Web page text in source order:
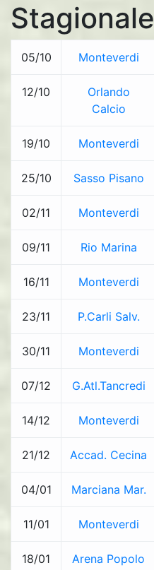
Stagionale
05/10 Monteverdi
12/10
Orlando
Calcio
19/10 Monteverdi
25/10 Sasso Pisano
02/11 Monteverdi
09/11 Rio Marina
16/11 Monteverdi
23/11 P.Carli Salv.
30/11 Monteverdi
07/12 G.Atl.Tancredi
14/12 Monteverdi
21/12 Accad. Cecina
04/01 Marciana Mar.
11/01 Monteverdi
18/01 Arena Popolo